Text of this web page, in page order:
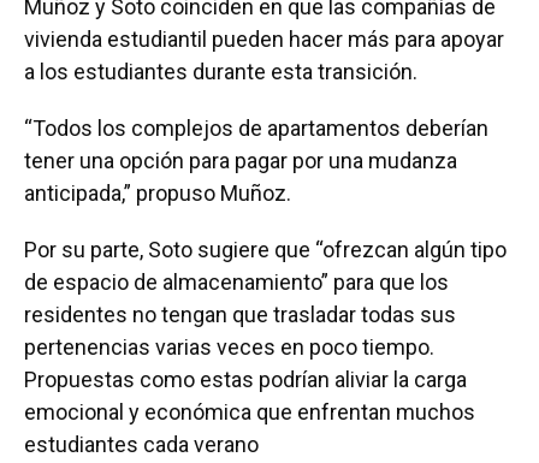
Muñoz y Soto coinciden en que las compañías de
vivienda estudiantil pueden hacer más para apoyar
a los estudiantes durante esta transición.
“Todos los complejos de apartamentos deberían
tener una opción para pagar por una mudanza
anticipada,” propuso Muñoz.
Por su parte, Soto sugiere que “ofrezcan algún tipo
de espacio de almacenamiento” para que los
residentes no tengan que trasladar todas sus
pertenencias varias veces en poco tiempo.
Propuestas como estas podrían aliviar la carga
emocional y económica que enfrentan muchos
estudiantes cada verano